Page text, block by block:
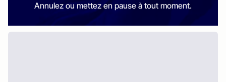
Annulez ou mettez en pause à tout moment.